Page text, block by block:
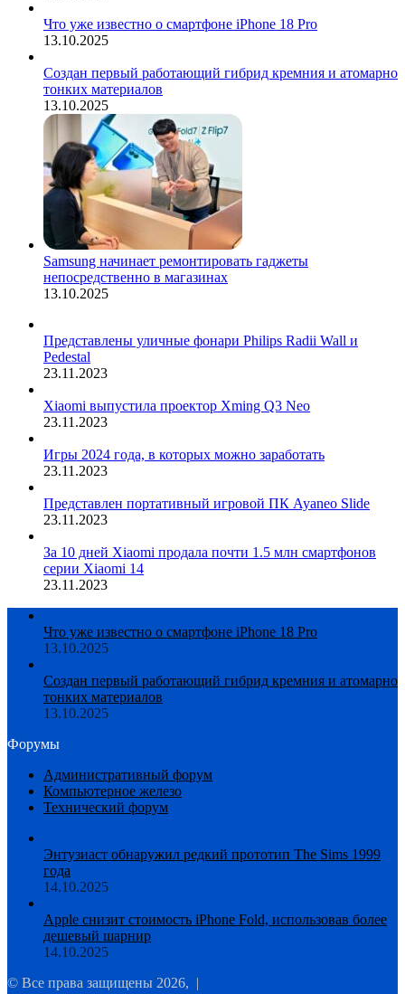
Что уже известно о смартфоне iPhone 18 Pro
13.10.2025
Создан первый работающий гибрид кремния и атомарно
тонких материалов
13.10.2025
Samsung начинает ремонтировать гаджеты
непосредственно в магазинах
13.10.2025
Представлены уличные фонари Philips Radii Wall и
Pedestal
23.11.2023
Xiaomi выпустила проектор Xming Q3 Neo
23.11.2023
Игры 2024 года, в которых можно заработать
23.11.2023
Представлен портативный игровой ПК Ayaneo Slide
23.11.2023
За 10 дней Xiaomi продала почти 1.5 млн смартфонов
серии Xiaomi 14
23.11.2023
Что уже известно о смартфоне iPhone 18 Pro
13.10.2025
Создан первый работающий гибрид кремния и атомарно
тонких материалов
13.10.2025
Форумы
Административный форум
Компьютерное железо
Технический форум
Энтузиаст обнаружил редкий прототип The Sims 1999
года
14.10.2025
Apple снизит стоимость iPhone Fold, использовав более
дешевый шарнир
14.10.2025
© Все права защищены 2026, |